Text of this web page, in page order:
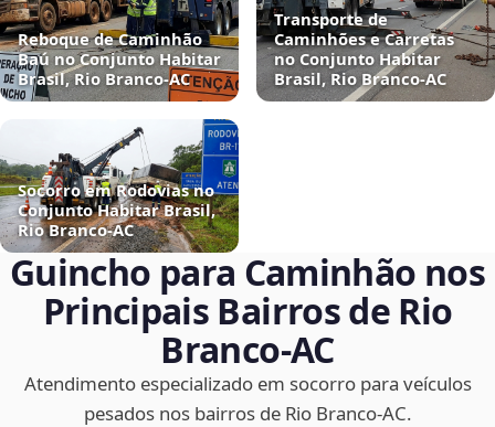
Reboque de Caminhão
Baú no Conjunto Habitar
Brasil, Rio Branco‑AC
Transporte de
Caminhões e Carretas
no Conjunto Habitar
Brasil, Rio Branco‑AC
Socorro em Rodovias no
Conjunto Habitar Brasil,
Rio Branco‑AC
Guincho para Caminhão nos
Principais Bairros de Rio
Branco‑AC
Atendimento especializado em socorro para veículos
pesados nos bairros de Rio Branco‑AC.